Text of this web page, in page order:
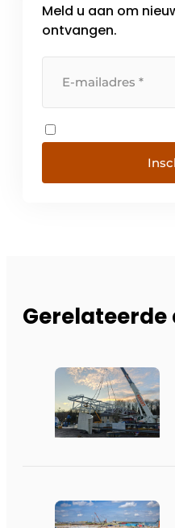
Meld u aan om
ontvangen.